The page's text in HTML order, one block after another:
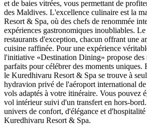
et de baies vitrées, vous permettant de
des Maldives. L'excellence culinaire est la
Resort & Spa, où des chefs de renommée
expériences gastronomiques inoubliables.
restaurants d'exception, chacun offrant une
cuisine raffinée. Pour une expérience
l'initiative «Destination Dining» propose des
parfaits pour célébrer des moments uniques.
le Kuredhivaru Resort & Spa se trouve à
hydravion privé de l'aéroport international
vols adaptés à votre itinéraire. Vous pouvez
vol intérieur suivi d'un transfert en hors-
univers de confort, d'élégance et
Kuredhivaru Resort & Spa.